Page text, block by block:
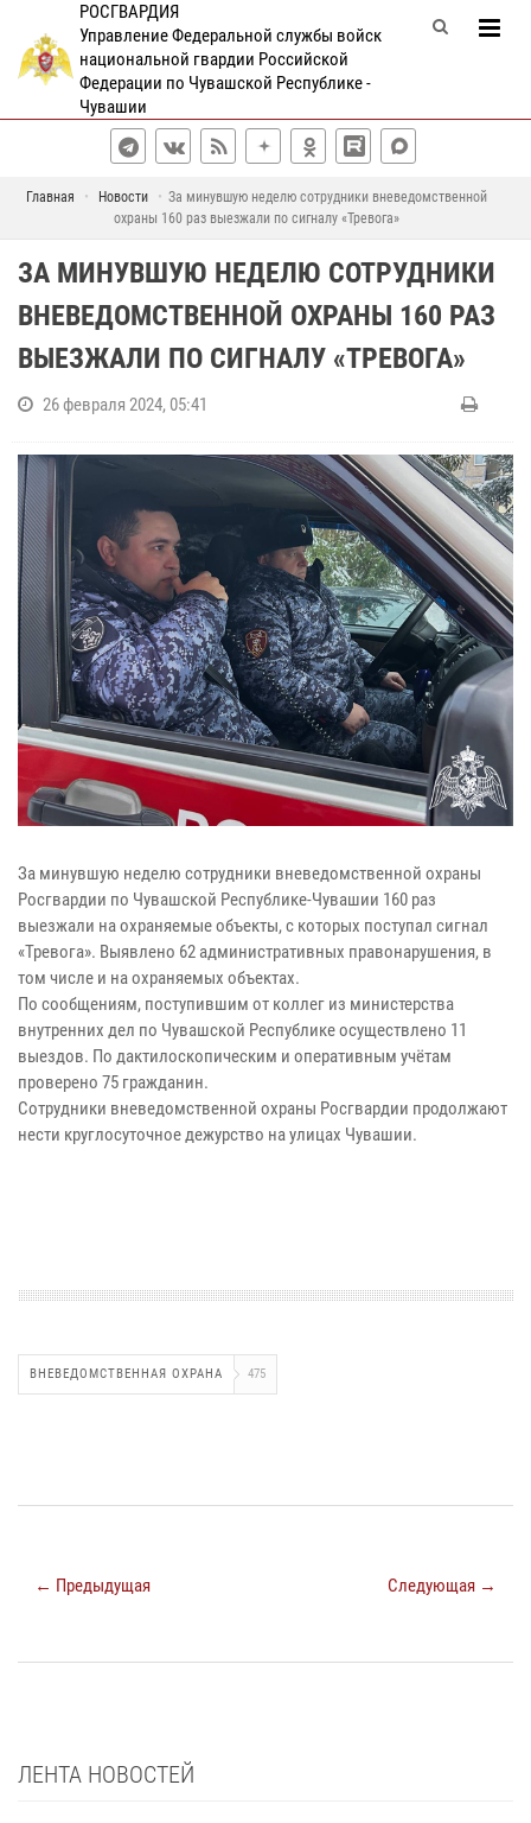
РОСГВАРДИЯ
Управление Федеральной службы войск
национальной гвардии Российской
Федерации по Чувашской Республике -
Чувашии
Главная Новости
За минувшую неделю сотрудники вневедомственной
охраны 160 раз выезжали по сигналу «Тревога»
ЗА МИНУВШУЮ НЕДЕЛЮ СОТРУДНИКИ
ВНЕВЕДОМСТВЕННОЙ ОХРАНЫ 160 РАЗ
ВЫЕЗЖАЛИ ПО СИГНАЛУ «ТРЕВОГА»
26 февраля 2024, 05:41
За минувшую неделю сотрудники вневедомственной охраны
Росгвардии по Чувашской Республике-Чувашии 160 раз
выезжали на охраняемые объекты, с которых поступал сигнал
«Тревога». Выявлено 62 административных правонарушения, в
том числе и на охраняемых объектах.
По сообщениям, поступившим от коллег из министерства
внутренних дел по Чувашской Республике осуществлено 11
выездов. По дактилоскопическим и оперативным учётам
проверено 75 гражданин.
Сотрудники вневедомственной охраны Росгвардии продолжают
нести круглосуточное дежурство на улицах Чувашии.
ВНЕВЕДОМСТВЕННАЯ ОХРАНА 475
← Предыдущая Следующая →
ЛЕНТА НОВОСТЕЙ